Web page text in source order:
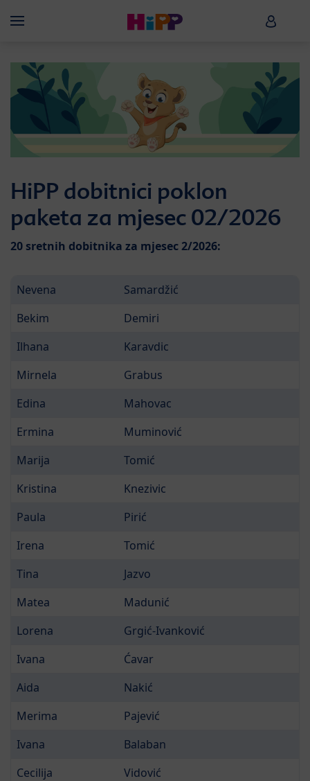
Menü HiPP
HiPP dobitnici poklon
paketa za mjesec 02/2026
20 sretnih dobitnika za mjesec 2/2026:
Nevena
Samardžić
Bekim
Demiri
Ilhana
Karavdic
Mirnela
Grabus
Edina
Mahovac
Ermina
Muminović
Marija
Tomić
Kristina
Knezivic
Paula
Pirić
Irena
Tomić
Tina
Jazvo
Matea
Madunić
Lorena
Grgić-Ivanković
Ivana
Ćavar
Aida
Nakić
Merima
Pajević
Ivana
Balaban
Cecilija
Vidović